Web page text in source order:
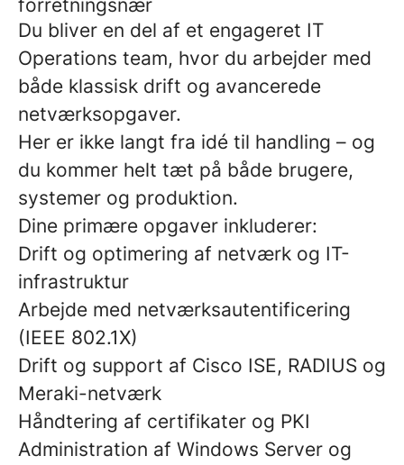
forretningsnær
Du bliver en del af et engageret IT
Operations team, hvor du arbejder med
både klassisk drift og avancerede
netværksopgaver.
Her er ikke langt fra idé til handling – og
du kommer helt tæt på både brugere,
systemer og produktion.
Dine primære opgaver inkluderer:
Drift og optimering af netværk og IT-
infrastruktur
Arbejde med netværksautentificering
(IEEE 802.1X)
Drift og support af Cisco ISE, RADIUS og
Meraki-netværk
Håndtering af certifikater og PKI
Administration af Windows Server og